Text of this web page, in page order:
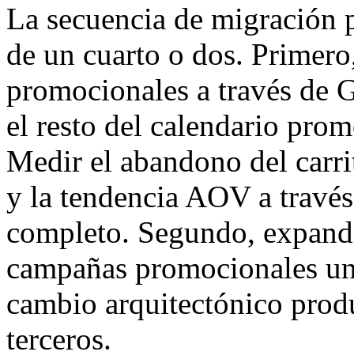
La secuencia de migración
de un cuarto o dos.
promocionales a través de
el resto del calendario
Medir el abandono del
y la tendencia AOV a
completo. Segundo,
campañas promocionales
cambio arquitectónico
terceros.